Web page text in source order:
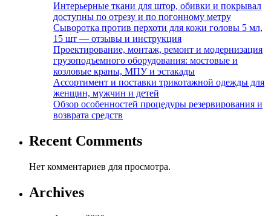
Интерьерные ткани для штор, обивки и покрывал
доступны по отрезу и по погонному метру
Сыворотка против перхоти для кожи головы 5 мл,
15 шт — отзывы и инструкция
Проектирование, монтаж, ремонт и модернизация
грузоподъемного оборудования: мостовые и
козловые краны, МПУ и эстакады
Ассортимент и поставки трикотажной одежды для
женщин, мужчин и детей
Обзор особенностей процедуры резервирования и
возврата средств
Recent Comments
Нет комментариев для просмотра.
Archives